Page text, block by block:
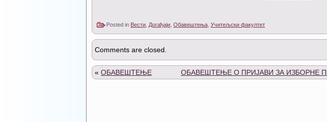
Posted in Вести Догађаји Обавештења Учитељски факултет
Comments are closed.
« ОБАВЕШТЕЊЕ ОБАВЕШТЕЊЕ О ПРИЈАВИ ЗА ИЗБОРНЕ